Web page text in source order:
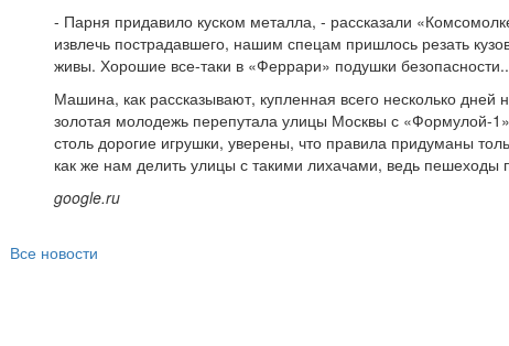
- Парня придавило куском металла, - рассказали
извлечь пострадавшего, нашим спецам пришлось резать
живы. Хорошие все-таки в «Феррари» подушки
Машина, как рассказывают, купленная всего несколько
золотая молодежь перепутала улицы Москвы с «Формулой-
столь дорогие игрушки, уверены, что правила придуманы
как же нам делить улицы с такими лихачами, ведь пешеходы
google.ru
Все новости